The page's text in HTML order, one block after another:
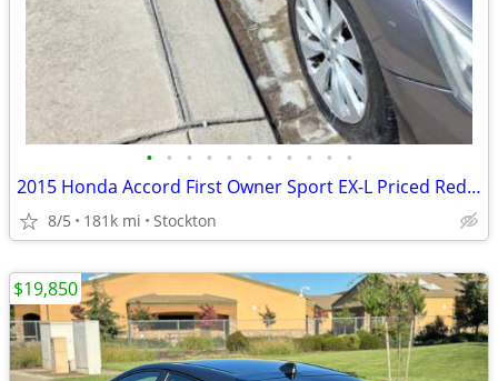
• • • • • • • • • • •
2015 Honda Accord First Owner Sport EX-L Priced Reduced
8/5 181k mi Stockton
$19,850